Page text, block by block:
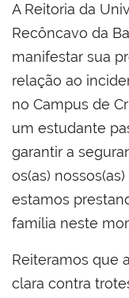
A Reitoria da
Recôncavo da
manifestar sua
relação ao
no Campus de
um estudante
garantir a
os(as)
estamos
família neste
Reiteramos que
clara contra